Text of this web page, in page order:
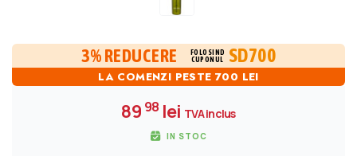
3% REDUCERE
FOLOSIND
CUPONUL
SD700
LA COMENZI PESTE 700 LEI
89 98 lei TVA inclus
IN STOC